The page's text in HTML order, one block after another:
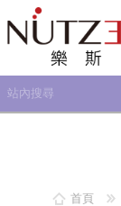
首頁